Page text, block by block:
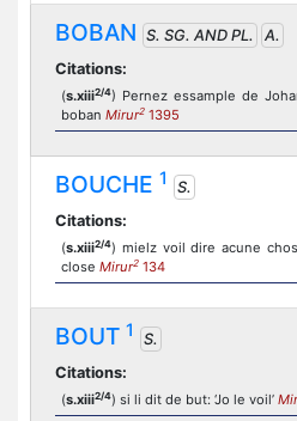
BOBAN S. SG. AND PL.
A.
Citations:
(s.xiii2/4) Pernez essample de
boban Mirur2 1395
BOUCHE 1
S.
Citations:
(s.xiii2/4) mielz voil dire acune
close Mirur2 134
BOUT 1
S.
Citations:
(s.xiii2/4) si li dit de but: ‘Jo le voil’